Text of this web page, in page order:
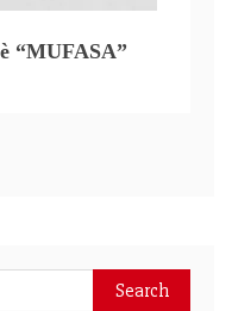
“MUFASA”